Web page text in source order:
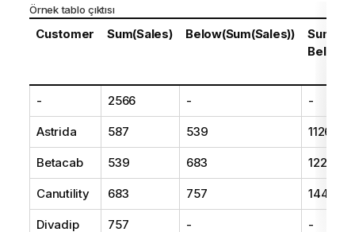
Örnek tablo çıktısı
Customer Sum(Sales) Below(Sum(Sales))
- 2566 - -
Astrida 587 539 1126
Betacab 539 683 1222
Canutility 683 757 1440
Divadip 757 - -